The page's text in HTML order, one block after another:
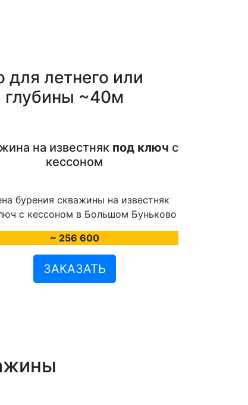
летнего или
глубины ~40м
на известняк под ключ с
кессоном
~ 256 600
ЗАКАЗАТЬ